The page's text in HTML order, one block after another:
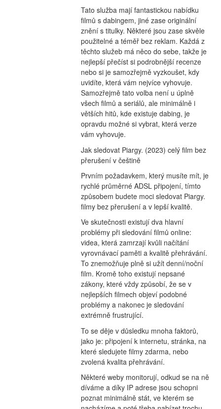
Tato služba mají fantastickou nabídku
filmů s dabingem, jiné zase originální
znění s titulky. Některé jsou zase skvěle
použitelné a téměř bez reklam. Každá z
těchto služeb má něco do sebe, takže je
nejlepší přečíst si podrobnější recenze
nebo si je samozřejmě vyzkoušet, kdy
uvidíte, která vám nejvíce vyhovuje.
Samozřejmě tato volba není u úplně
všech filmů a seriálů, ale minimálně i
větších hitů, kde existuje dabing, je
opravdu možné si vybrat, která verze
vám vyhovuje.
Jak sledovat Piargy. (2023) celý film bez
přerušení v češtině
Prvním požadavkem, který musíte mít, je
rychlé průměrné ADSL připojení, tímto
způsobem budete moci sledovat Piargy.
filmy bez přerušení a v lepší kvalitě.
Ve skutečnosti existují dva hlavní
problémy při sledování filmů online:
videa, která zamrzají kvůli načítání
vyrovnávací paměti a kvalitě přehrávání.
To znemožňuje plně si užít denní/noční
film. Kromě toho existují nepsané
zákony, které vždy způsobí, že se v
nejlepších filmech objeví podobné
problémy a nakonec je sledování
extrémně frustrující.
To se děje v důsledku mnoha faktorů,
jako je: připojení k internetu, stránka, na
které sledujete filmy zdarma, nebo
zvolená kvalita přehrávání.
Některé weby monitorují, odkud se na ně
díváme a díky IP adrese jsou schopni
poznat minimálně stát, ve kterém se